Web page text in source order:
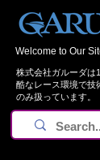
Welcome to Our
株式会社ガルーダは
酷なレース環境で技
のみ扱っています。